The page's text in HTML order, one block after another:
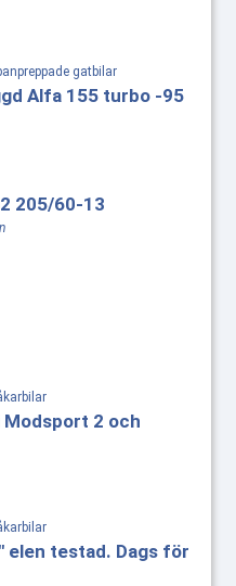
gatbilar
Alfa 155 turbo -95
205/60-13
2 och
elen testad. Dags för